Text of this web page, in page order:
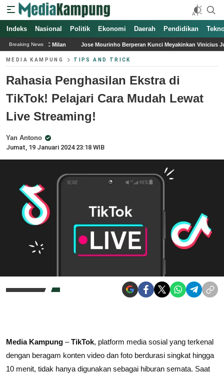
Indeks Nasional Politik Ekonomi Daerah Pendidikan
Breaking News
Jose Mourinho Berperan Kunci Meyakinkan Vinicius Junior Bertahan di Real
MEDIA KAMPUNG TIPS AND TRICK
Rahasia Penghasilan Ekstra di
TikTok! Pelajari Cara Mudah Lewat
Live Streaming!
Yan Antono
Jumat, 19 Januari 2024 23:18 WIB
Media Kampung –TikTok, platform media sosial yang terkenal
dengan beragam konten video dan foto berdurasi singkat hingga
10 menit, tidak hanya digunakan sebagai hiburan semata. Saat